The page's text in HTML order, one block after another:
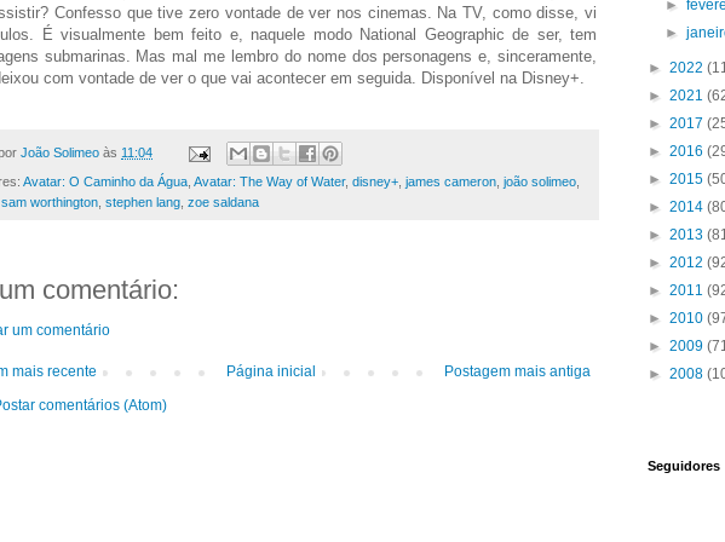
Confesso que tive zero vontade de ver nos cinemas. Na TV, como disse, vi
É visualmente bem feito e, naquele modo National Geographic de ser, tem
submarinas. Mas mal me lembro do nome dos personagens e, sinceramente,
com vontade de ver o que vai acontecer em seguida. Disponível na Disney+.
João Solimeo às 11:04
Avatar: O Caminho da Água, Avatar: The Way of Water, disney+, james cameron, joão solimeo,
sam worthington, stephen lang, zoe saldana
comentário:
um comentário
mais recente Postagem mais antiga
Página inicial
comentários (Atom)
►
►
► 2022
► 2021
► 2017
► 2016
► 2015
► 2014
► 2013
► 2012
► 2011
► 2010
► 2009
► 2008
Seguidores